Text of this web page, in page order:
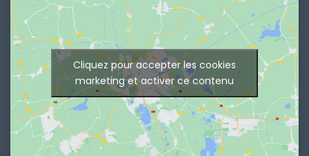
Cliquez pour accepter les cookies
marketing et activer ce contenu